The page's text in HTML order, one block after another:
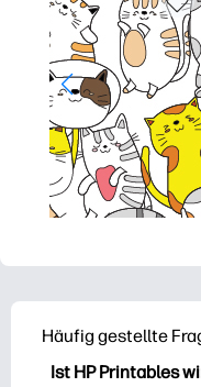
Häufig gestellte
Ist HP Printables